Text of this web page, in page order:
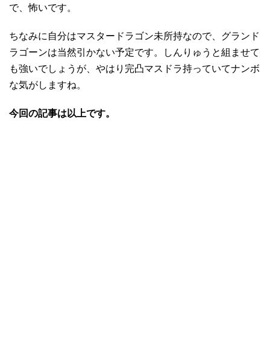
で、怖いです。
ちなみに自分はマスタードラゴン未所持なので、グランド
ラゴーンは当然引かない予定です。しんりゅうと組ませて
も強いでしょうが、やはり完凸マスドラ持っていてナンボ
な気がしますね。
今回の記事は以上です。